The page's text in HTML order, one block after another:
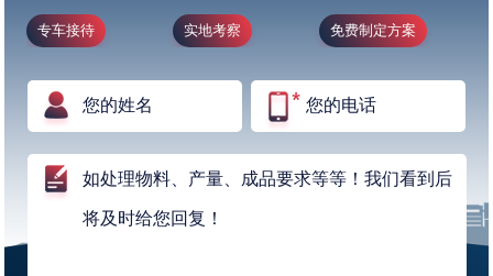
专车接待 实地考察 免费制定方案